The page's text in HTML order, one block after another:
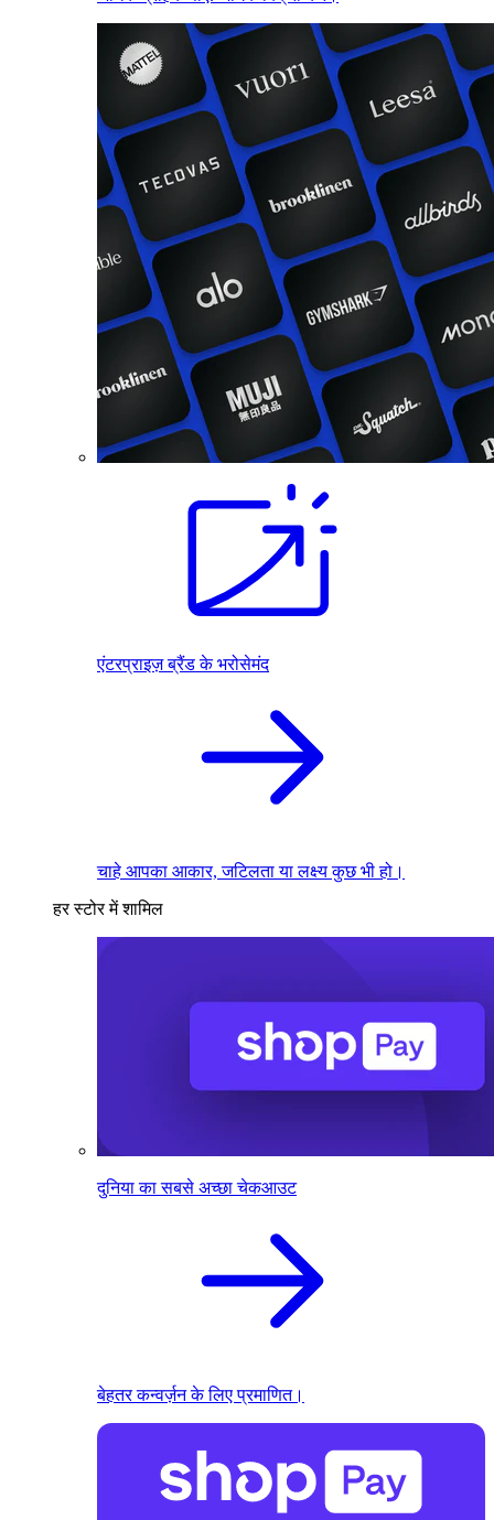
एंटरप्राइज़ ब्रैंड के भरोसेमंद
चाहे आपका आकार, जटिलता या लक्ष्य कुछ भी हो।
हर स्टोर में शामिल
दुनिया का सबसे अच्छा चेकआउट
बेहतर कन्वर्ज़न के लिए प्रमाणित।